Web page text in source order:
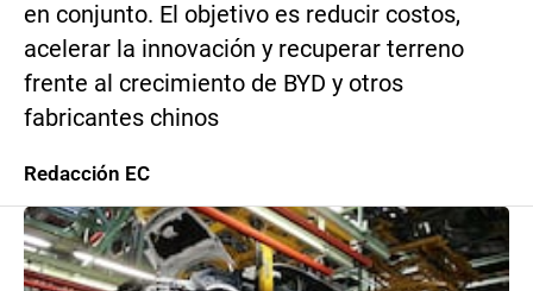
en conjunto. El objetivo es reducir costos,
acelerar la innovación y recuperar terreno
frente al crecimiento de BYD y otros
fabricantes chinos
Redacción EC